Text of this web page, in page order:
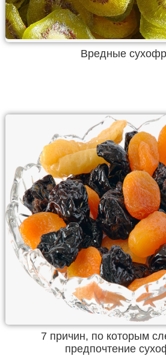
Вредные
7 причин, по которым
предпочтение